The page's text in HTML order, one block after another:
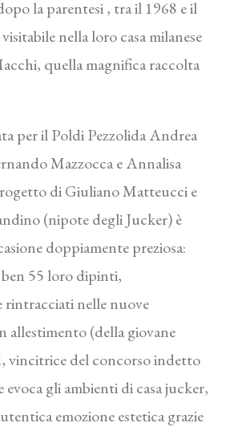
la parentesi , tra il 1968 e il
nella loro casa milanese
quella magnifica raccolta
per il Poldi Pezzolida Andrea
Mazzocca e Annalisa
di Giuliano Matteucci e
(nipote degli Jucker) è
doppiamente preziosa:
55 loro dipinti,
rintracciati nelle nuove
allestimento (della giovane
vincitrice del concorso indetto
evoca gli ambienti di casa jucker,
emozione estetica grazie